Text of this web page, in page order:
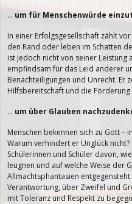
… um für Menschenwürde
In einer Erfolgsgesellschaft zählt
den Rand oder leben im Schatten
ist jedoch nicht von seiner Leistung
empfindsam für das Leid anderer
Benachteiligungen und Unrecht. Er
Hilfsbereitschaft und die Förderung
… um über Glauben
Menschen bekennen sich zu Gott –
Warum verhindert er Unglück
Schülerinnen und Schüler davon,
leugnen und auf welche Weise der
Allmachtsphantasien
Verantwortung, über Zweifel und
mit Toleranz und Respekt zu